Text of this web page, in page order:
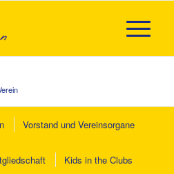
Vorstand und Vereinsorgane
Kids in the Clubs